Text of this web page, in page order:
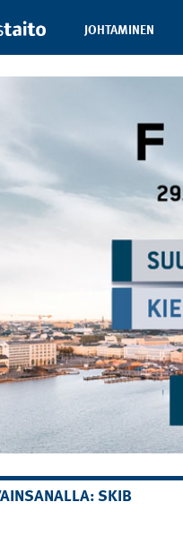
JOHTAMINEN
SKIB